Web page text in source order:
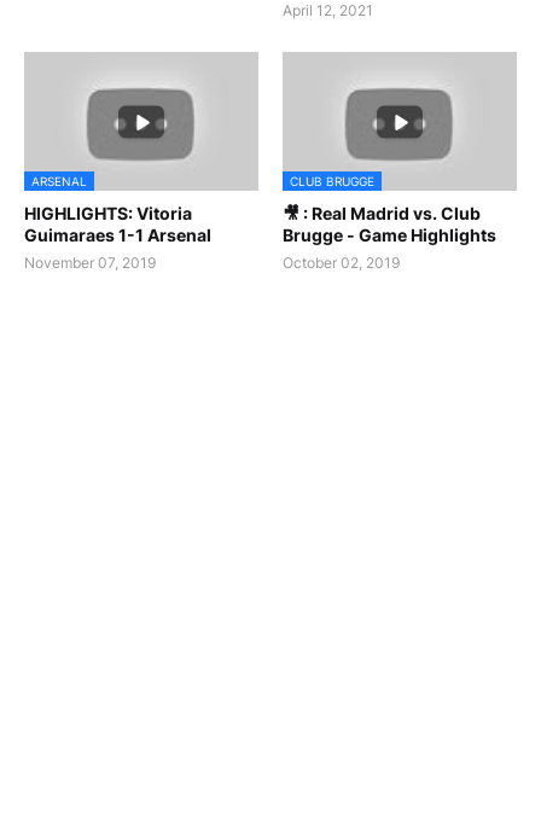
April 12, 2021
ARSENAL
HIGHLIGHTS: Vitoria
Guimaraes 1-1 Arsenal
November 07, 2019
CLUB BRUGGE
🎥 : Real Madrid vs. Club
Brugge - Game Highlights
October 02, 2019